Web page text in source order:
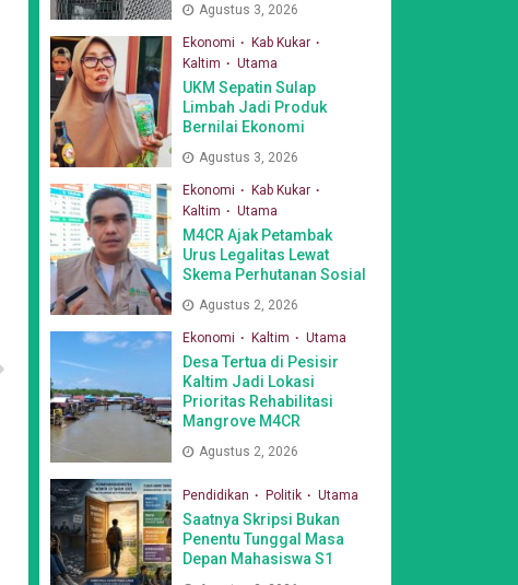
Agustus 3, 2026
Ekonomi
Kab Kukar
Kaltim
Utama
UKM Sepatin Sulap
Limbah Jadi Produk
Bernilai Ekonomi
Agustus 3, 2026
Ekonomi
Kab Kukar
Kaltim
Utama
M4CR Ajak Petambak
Urus Legalitas Lewat
Skema Perhutanan Sosial
Agustus 2, 2026
Ekonomi Kaltim Utama
Desa Tertua di Pesisir
Kaltim Jadi Lokasi
Prioritas Rehabilitasi
Mangrove M4CR
Agustus 2, 2026
Pendidikan Politik Utama
Saatnya Skripsi Bukan
Penentu Tunggal Masa
Depan Mahasiswa S1